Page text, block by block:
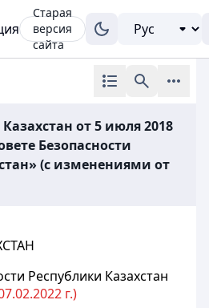
Старая
версия
сайта
от 5 июля 2018
Безопасности
(с изменениями от
Республики Казахстан
г.)